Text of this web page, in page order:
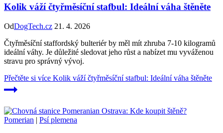
Kolik váží čtyřměsíční stafbul: Ideální váha štěněte
OdDogTech.cz 21. 4. 2026
Čtyřměsíční staffordský bulteriér by měl mít zhruba 7-10 kilogramů
ideální váhy. Je důležité sledovat jeho růst a nabízet mu vyváženou
stravu pro správný vývoj.
Přečtěte si více Kolik váží čtyřměsíční stafbul: Ideální váha štěněte
Pomerian | Psí plemena